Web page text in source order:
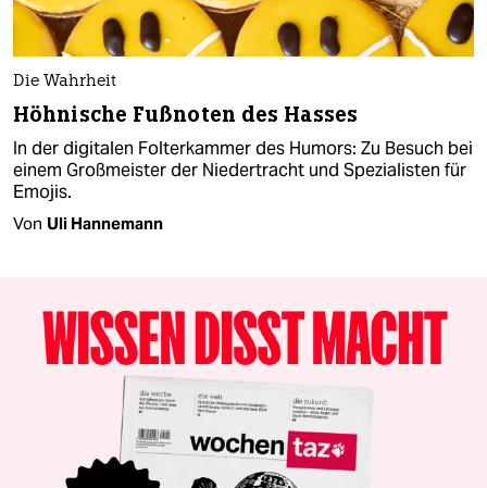
Die Wahrheit
Höhnische Fußnoten des Hasses
In der digitalen Folterkammer des Humors: Zu Besuch bei
einem Großmeister der Niedertracht und Spezialisten für
Emojis.
Von Uli Hannemann